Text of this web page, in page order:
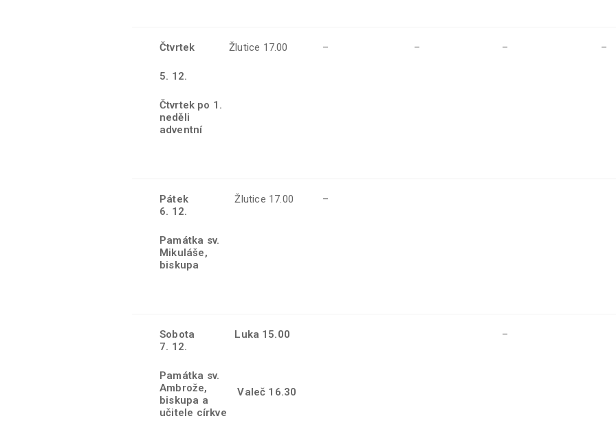
Čtvrtek
5. 12.
Čtvrtek po 1.
neděli
adventní
Žlutice 17.00 – – – –
Pátek
6. 12.
Památka sv.
Mikuláše,
biskupa
Žlutice 17.00 –
Sobota
7. 12.
Památka sv.
Ambrože,
biskupa a
učitele církve
Luka 15.00
Valeč 16.30
–